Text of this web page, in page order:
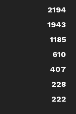
2194
1943
1185
610
407
228
222